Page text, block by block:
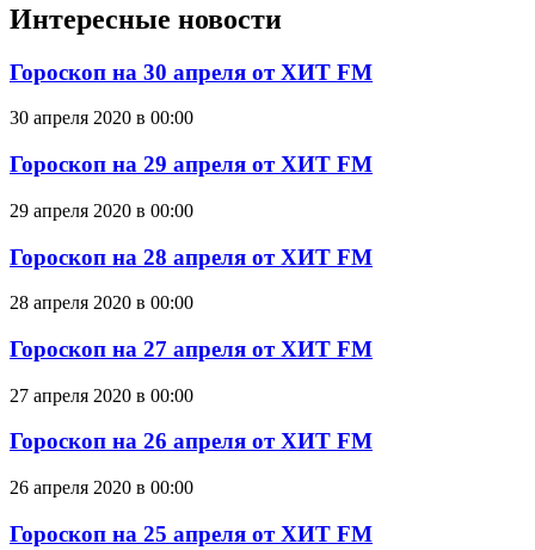
Интересные новости
Гороскоп на 30 апреля от ХИТ FM
30 апреля 2020 в 00:00
Гороскоп на 29 апреля от ХИТ FM
29 апреля 2020 в 00:00
Гороскоп на 28 апреля от ХИТ FM
28 апреля 2020 в 00:00
Гороскоп на 27 апреля от ХИТ FM
27 апреля 2020 в 00:00
Гороскоп на 26 апреля от ХИТ FM
26 апреля 2020 в 00:00
Гороскоп на 25 апреля от ХИТ FM